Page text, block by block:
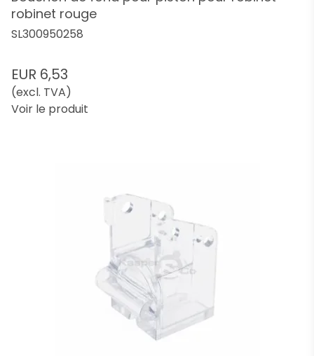
robinet rouge
SL300950258
EUR 6,53
(excl. TVA)
Voir le produit